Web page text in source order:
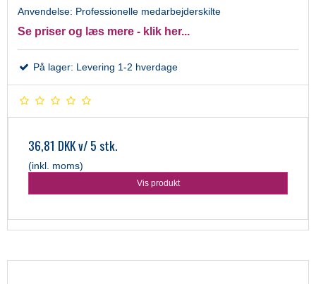
Anvendelse: Professionelle medarbejderskilte
Se priser og læs mere - klik her...
På lager: Levering 1-2 hverdage
36,81 DKKv/ 5 stk.
(inkl. moms)
Vis produkt